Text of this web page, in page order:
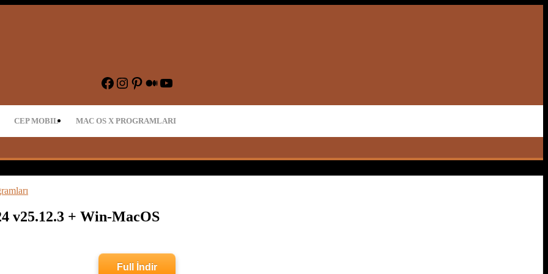
– Oyun İndirFacebook
Instagram
Pinterest
Medium
YouTube
CEP MOBIL MAC OS X PROGRAMLARI
v25.12.3 + Win-MacOS
Full İndir